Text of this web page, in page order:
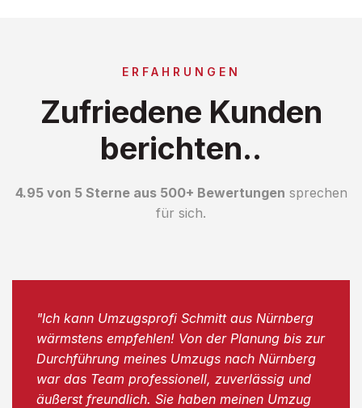
ERFAHRUNGEN
Zufriedene Kunden
berichten..
4.95 von 5 Sterne aus 500+ Bewertungen sprechen
für sich.
"Ich kann Umzugsprofi Schmitt aus Nürnberg
wärmstens empfehlen! Von der Planung bis zur
Durchführung meines Umzugs nach Nürnberg
war das Team professionell, zuverlässig und
äußerst freundlich. Sie haben meinen Umzug